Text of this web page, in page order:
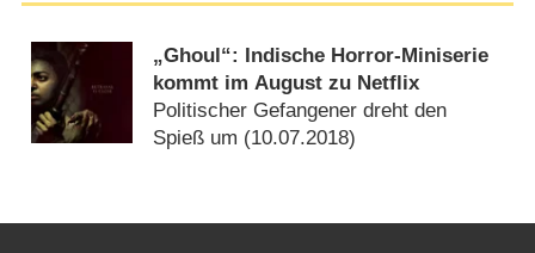
„Ghoul“: Indische Horror-Miniserie
kommt im August zu Netflix
Politischer Gefangener dreht den
Spieß um (10.07.2018)